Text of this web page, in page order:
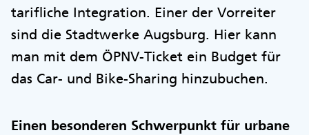
tarifliche Integration. Einer der Vorreiter
sind die Stadtwerke Augsburg. Hier kann
man mit dem ÖPNV-Ticket ein Budget für
das Car- und Bike-Sharing hinzubuchen.
Einen besonderen Schwerpunkt für urbane